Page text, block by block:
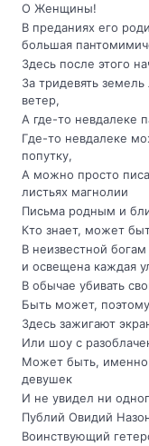
О Женщины!
В преданиях его
большая
Здесь после этого
За тридевять
ветер,
А где-то невдалеке
Где-то невдалеке
попутку,
А можно просто
листьях магнолии
Письма родным и
Кто знает, может
В неизвестной
и освещена каждая
В обычае убивать
Быть может,
Здесь зажигают
Или шоу с
Может быть, именно
девушек
И не увидел ни
Публий Овидий
Воинствующий